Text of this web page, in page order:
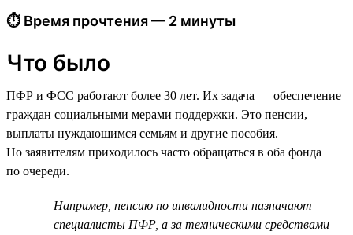
⏱ Время прочтения — 2 минуты
Что было
ПФР и ФСС работают более 30 лет. Их задача — обеспечение
граждан социальными мерами поддержки. Это пенсии,
выплаты нуждающимся семьям и другие пособия.
Но заявителям приходилось часто обращаться в оба фонда
по очереди.
Например, пенсию по инвалидности назначают
специалисты ПФР, а за техническими средствами